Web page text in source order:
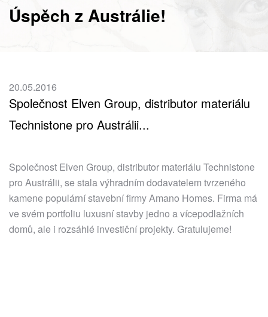
Úspěch z Austrálie!
20.05.2016
Společnost Elven Group, distributor materiálu
Technistone pro Austrálii...
Společnost Elven Group, distributor materiálu Technistone
pro Austrálii, se stala výhradním dodavatelem tvrzeného
kamene populární stavební firmy Amano Homes. Firma má
ve svém portfoliu luxusní stavby jedno a vícepodlažních
domů, ale i rozsáhlé investiční projekty. Gratulujeme!